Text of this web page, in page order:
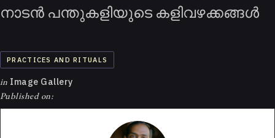
നാടന്‍ പന്തുകളിയുടെ കളിവഴക്കങ്ങള്‍
PRACTICES AND RITUALS
in Image Gallery
Published on: